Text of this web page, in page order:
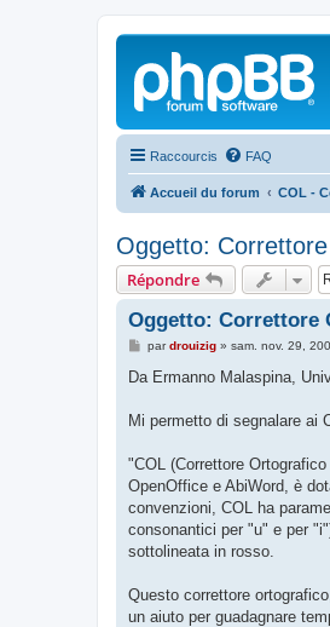
Raccourcis FAQ
Accueil du forum COL -
Oggetto:
Répondre
Oggetto: Correttore
M
s
g
pardrouizig» sam. nov. 29,
Da Ermanno Malaspina,
Mi permetto di segnalare ai
"COL (Correttore
OpenOffice e AbiWord, è
convenzioni, COL ha
consonantici per "u" e per
sottolineata in rosso.
Questo correttore
un aiuto per guadagnare